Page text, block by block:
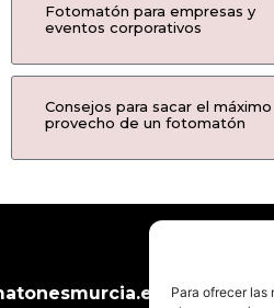
Para ofrecer las
Fotomatón para empresas y
eventos corporativos
Consejos para sacar el máximo
provecho de un fotomatón